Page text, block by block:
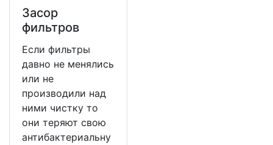
Засор
фильтров
Если фильтры
давно не менялись
или не
производили над
ними чистку то
они теряют свою
антибактериальну